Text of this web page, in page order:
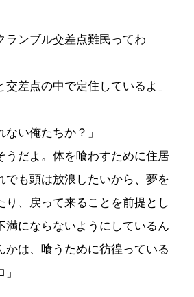
ランブル交差点難民ってわ
交差点の中で定住しているよ」
ない俺たちか？」
うだよ。体を喰わすために住居
でも頭は放浪したいから、夢を
り、戻って来ることを前提とし
満にならないようにしているん
かは、喰うために彷徨っている